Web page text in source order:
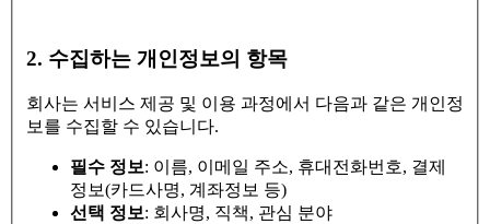
2. 수집하는 개인정보의 항목
회사는 서비스 제공 및 이용 과정에서 다음과 같은 개인정
보를 수집할 수 있습니다.
필수 정보: 이름, 이메일 주소, 휴대전화번호, 결제
정보(카드사명, 계좌정보 등)
선택 정보: 회사명, 직책, 관심 분야